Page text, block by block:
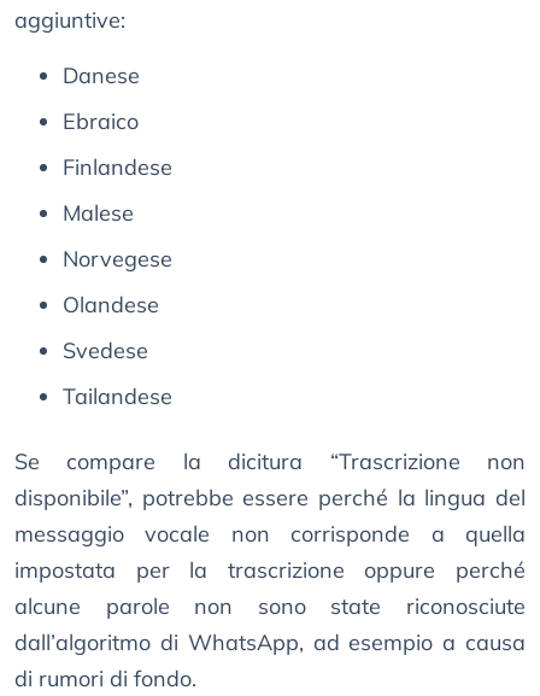
aggiuntive:
Danese
Ebraico
Finlandese
Malese
Norvegese
Olandese
Svedese
Tailandese
Se compare la dicitura “Trascrizione non
disponibile”, potrebbe essere perché la lingua del
messaggio vocale non corrisponde a quella
impostata per la trascrizione oppure perché
alcune parole non sono state riconosciute
dall’algoritmo di WhatsApp, ad esempio a causa
di rumori di fondo.